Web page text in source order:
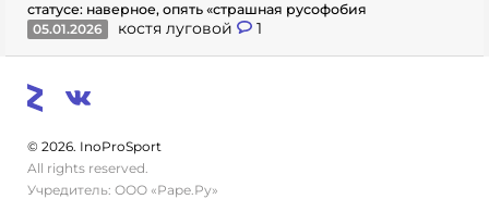
статусе: наверное, опять «страшная русофобия
05.01.2026
костя луговой 1
© 2026. InoProSport
All rights reserved.
Учредитель: ООО «Раре.Ру»